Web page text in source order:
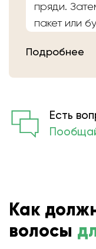
пряди.
пакет или
мастера
Подробнее
Есть
Как
волосы